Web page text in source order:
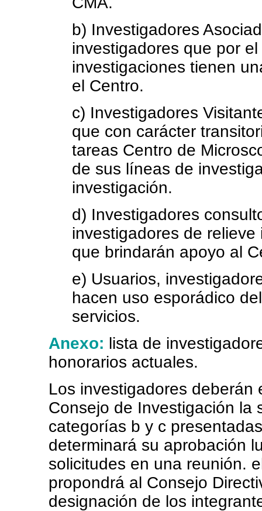
b) Investigadores
investigadores que por
investigaciones tienen
el Centro.
c) Investigadores
que con carácter
tareas Centro de
de sus líneas de
investigación.
d) Investigadores
investigadores de
que brindarán apoyo al
e) Usuarios,
hacen uso esporádico
servicios.
Anexo: lista de
honorarios actuales.
Los investigadores deberán
Consejo de Investigación la
categorías b y c
determinará su aprobación
solicitudes en una reunión.
propondrá al Consejo
designación de los